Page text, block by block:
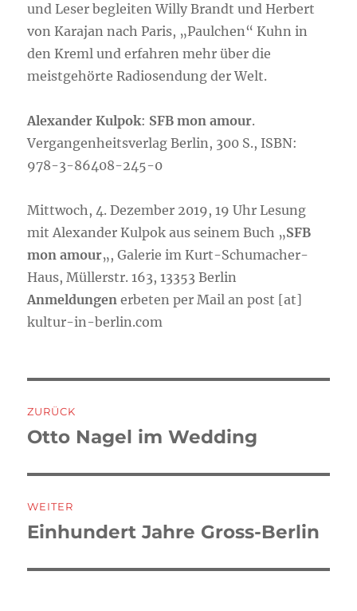
und Leser begleiten Willy Brandt und Herbert
von Karajan nach Paris, „Paulchen“ Kuhn in
den Kreml und erfahren mehr über die
meistgehörte Radiosendung der Welt.
Alexander Kulpok: SFB mon amour.
Vergangenheitsverlag Berlin, 300 S., ISBN:
978-3-86408-245-0
Mittwoch, 4. Dezember 2019, 19 Uhr Lesung
mit Alexander Kulpok aus seinem Buch „SFB
mon amour„, Galerie im Kurt-Schumacher-
Haus, Müllerstr. 163, 13353 Berlin
Anmeldungenerbeten per Mail an post [at]
kultur-in-berlin.com
ZURÜCK
Vorheriger
Otto Nagel im Wedding
WEITER
Nächster
Einhundert Jahre Gross-Berlin